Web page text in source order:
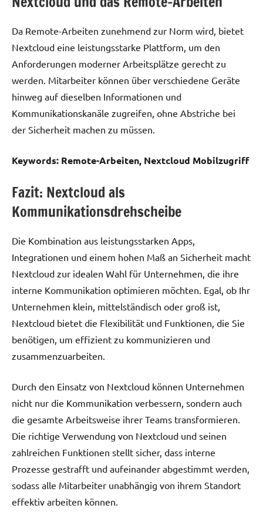
Da Remote-Arbeiten zunehmend zur Norm wird, bietet
Nextcloud eine leistungsstarke Plattform, um den
Anforderungen moderner Arbeitsplätze gerecht zu
werden. Mitarbeiter können über verschiedene Geräte
hinweg auf dieselben Informationen und
Kommunikationskanäle zugreifen, ohne Abstriche bei
der Sicherheit machen zu müssen.
Keywords: Remote-Arbeiten, Nextcloud Mobilzugriff
Fazit: Nextcloud als
Kommunikationsdrehscheibe
Die Kombination aus leistungsstarken Apps,
Integrationen und einem hohen Maß an Sicherheit macht
Nextcloud zur idealen Wahl für Unternehmen, die ihre
interne Kommunikation optimieren möchten. Egal, ob Ihr
Unternehmen klein, mittelständisch oder groß ist,
Nextcloud bietet die Flexibilität und Funktionen, die Sie
benötigen, um effizient zu kommunizieren und
zusammenzuarbeiten.
Durch den Einsatz von Nextcloud können Unternehmen
nicht nur die Kommunikation verbessern, sondern auch
die gesamte Arbeitsweise ihrer Teams transformieren.
Die richtige Verwendung von Nextcloud und seinen
zahlreichen Funktionen stellt sicher, dass interne
Prozesse gestrafft und aufeinander abgestimmt werden,
sodass alle Mitarbeiter unabhängig von ihrem Standort
effektiv arbeiten können.